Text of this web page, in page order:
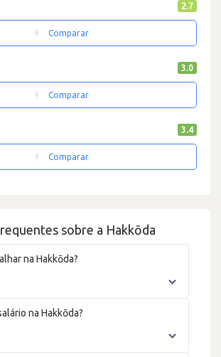
sobre a Hakkōda
na Hakkōda?
na Hakkōda?
2.7
Comparar
3.0
Comparar
3.4
Comparar